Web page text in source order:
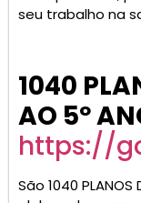
seu trabalho na
1040
AO 5º
https://
São 1040